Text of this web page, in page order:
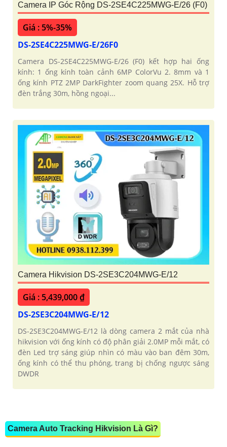
Camera IP Góc Rộng DS-2SE4C225MWG-E/26 (F0)
Giá : 5%-35%
DS-2SE4C225MWG-E/26F0
Camera DS-2SE4C225MWG-E/26 (F0) kết hợp hai ống
kính: 1 ống kính toàn cảnh 6MP ColorVu 2. 8mm và 1
ống kính PTZ 2MP DarkFighter zoom quang 25X. Hỗ trợ
đèn trắng 30m, hồng ngoại...
Camera Hikvision DS-2SE3C204MWG-E/12
Giá : 5,439,000 ₫
DS-2SE3C204MWG-E/12
DS-2SE3C204MWG-E/12 là dòng camera 2 mắt của nhà
hikvision với ống kính có độ phân giải 2.0MP mỗi mắt, có
đèn Led trợ sáng giúp nhìn có màu vào ban đêm 30m,
ống kính có thể thu phóng, trang bị chống ngược sáng
DWDR
Camera Auto Tracking Hikvision Là Gì?